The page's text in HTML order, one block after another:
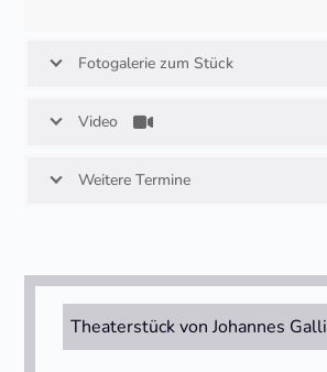
Fotogalerie zum Stück
Video
Weitere Termine
Theaterstück von Johannes Galli